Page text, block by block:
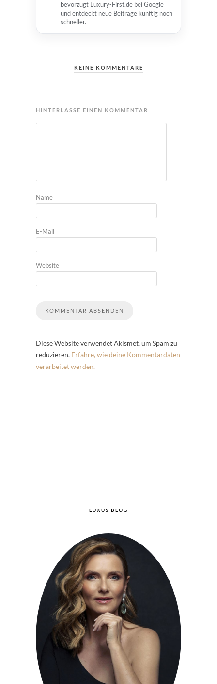
bevorzugt Luxury-First.de bei Google
und entdeckt neue Beiträge künftig noch
schneller.
KEINE KOMMENTARE
HINTERLASSE EINEN KOMMENTAR
Name
E-Mail
Website
Diese Website verwendet Akismet, um Spam zu
reduzieren. Erfahre, wie deine Kommentardaten
verarbeitet werden.
LUXUS BLOG